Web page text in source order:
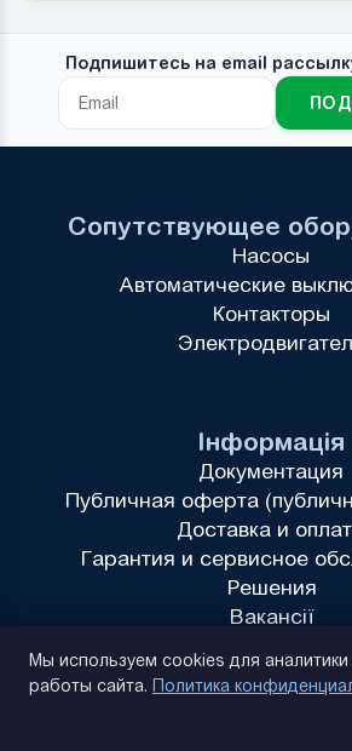
Подпишитесь на email
Інформація
Документация
Публичная оферта
Доставка и
Гарантия и сервисное
Решения
Вакансії
Сопутствующее
Насосы
Автоматические
Контакторы
Мы используем cookies для аналитики
работы сайта. Политика